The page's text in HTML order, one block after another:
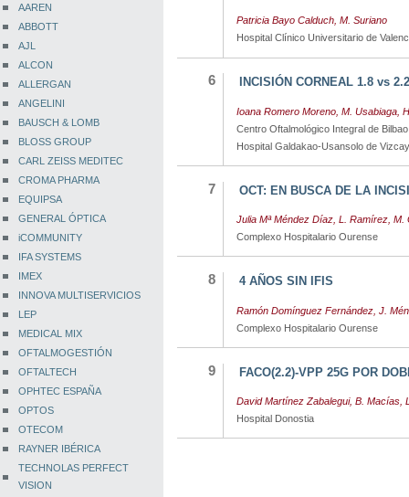
AAREN
ABBOTT
AJL
ALCON
ALLERGAN
ANGELINI
BAUSCH & LOMB
BLOSS GROUP
CARL ZEISS MEDITEC
CROMA PHARMA
EQUIPSA
GENERAL ÓPTICA
iCOMMUNITY
IFA SYSTEMS
IMEX
INNOVA MULTISERVICIOS
LEP
MEDICAL MIX
OFTALMOGESTIÓN
OFTALTECH
OPHTEC ESPAÑA
OPTOS
OTECOM
RAYNER IBÉRICA
TECHNOLAS PERFECT
VISION
Patricia Bayo Calduch, M. Suriano
Hospital Clínico Universitario de
6 INCISIÓN CORNEAL 1.8 vs
Ioana Romero Moreno, M. Usabiaga,
Centro Oftalmológico Integral de Bilbao
Hospital Galdakao-Usansolo de
7 OCT: EN BUSCA DE LA
Julia Mª Méndez Díaz, L. Ramírez, M.
Complexo Hospitalario Ourense
8 4 AÑOS SIN IFIS
Ramón Domínguez Fernández, J.
Complexo Hospitalario Ourense
9 FACO(2.2)-VPP 25G POR
David Martínez Zabalegui, B. Macías,
Hospital Donostia